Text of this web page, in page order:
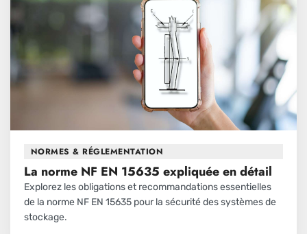
NORMES & RÉGLEMENTATION
La norme NF EN 15635 expliquée en détail
Explorez les obligations et recommandations essentielles
de la norme NF EN 15635 pour la sécurité des systèmes de
stockage.